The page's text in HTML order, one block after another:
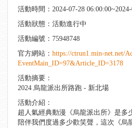
活動時間：2024-07-28
活動狀態：活動進行中
活動編號：75948748
官方網站： https://ctrun1.min-net.net/
EventMain_ID=97&Article_ID=3178
活動摘要：
2024 烏龍派出所路跑 - 新北場
活動介紹：
超人氣經典動漫《烏龍派出所》是多
陪伴我們度過多少歡笑聲，這次《烏